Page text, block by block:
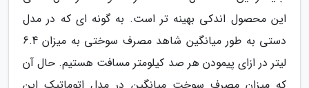
این محصول اندکی بهینه تر است. به گونه ای که در مدل
دستی به طور میانگین شاهد مصرف سوختی به میزان 6.4
لیتر در ازای پیمودن هر صد کیلومتر مسافت هستیم. حال آن